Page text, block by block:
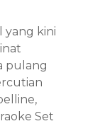
yang kini
pulang
Set